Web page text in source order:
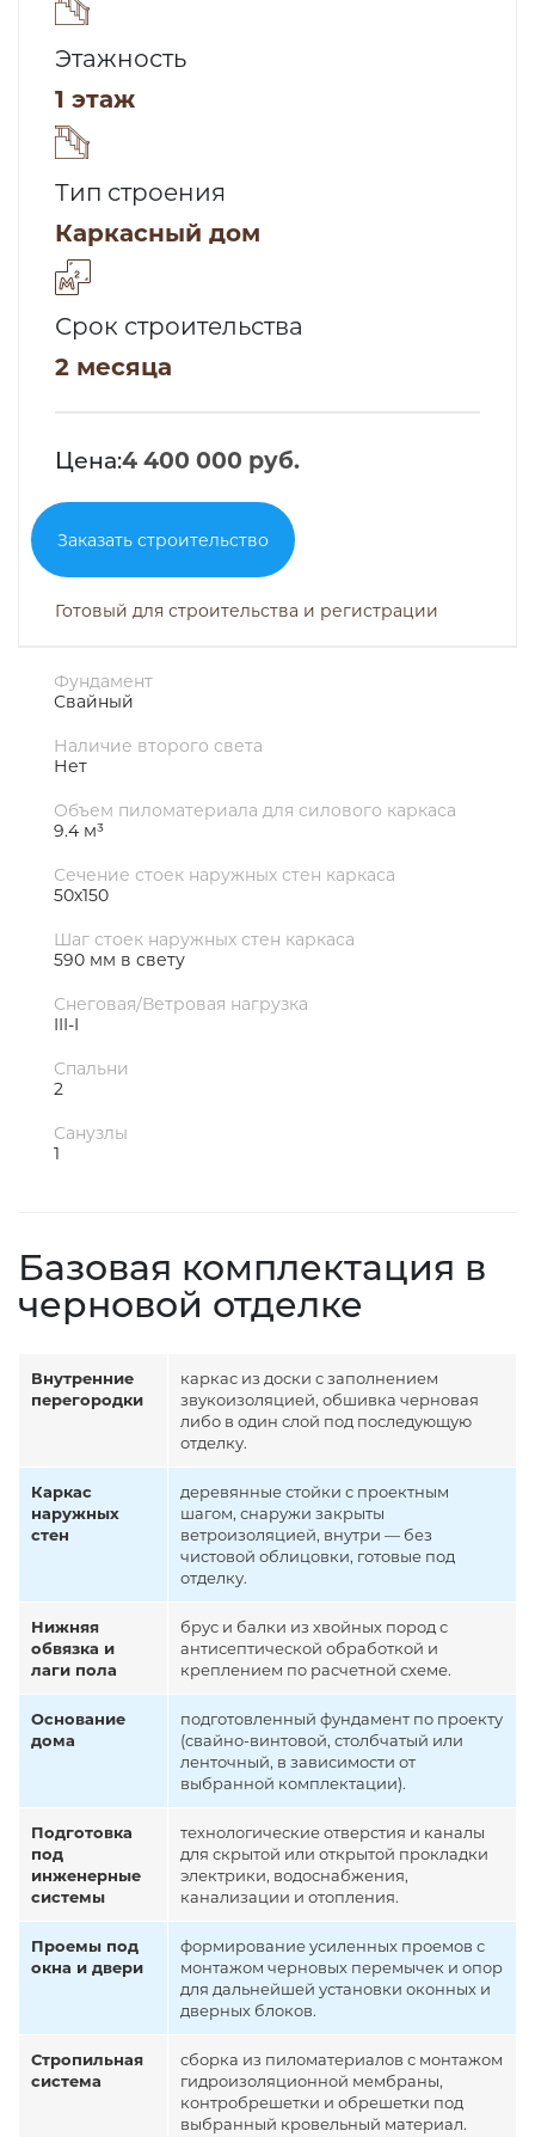
Этажность
1 этаж
Тип строения
Каркасный дом
Срок строительства
2 месяца
Цена:4 400 000 руб.
Заказать строительство
Готовый для строительства и регистрации
Фундамент
Свайный
Наличие второго света
Нет
Объем пиломатериала для силового каркаса
9.4 м³
Сечение стоек наружных стен каркаса
50х150
Шаг стоек наружных стен каркаса
590 мм в свету
Снеговая/Ветровая нагрузка
III-I
Спальни
2
Санузлы
1
Базовая комплектация в
черновой отделке
Внутренние
перегородки
каркас из доски с заполнением
звукоизоляцией, обшивка черновая
либо в один слой под последующую
отделку.
Каркас
наружных
стен
деревянные стойки с проектным
шагом, снаружи закрыты
ветроизоляцией, внутри — без
чистовой облицовки, готовые под
отделку.
Нижняя
обвязка и
лаги пола
брус и балки из хвойных пород с
антисептической обработкой и
креплением по расчетной схеме.
Основание
дома
подготовленный фундамент по проекту
(свайно-винтовой, столбчатый или
ленточный, в зависимости от
выбранной комплектации).
Подготовка
под
инженерные
системы
технологические отверстия и каналы
для скрытой или открытой прокладки
электрики, водоснабжения,
канализации и отопления.
Проемы под
окна и двери
формирование усиленных проемов с
монтажом черновых перемычек и опор
для дальнейшей установки оконных и
дверных блоков.
Стропильная
система
сборка из пиломатериалов с монтажом
гидроизоляционной мембраны,
контробрешетки и обрешетки под
выбранный кровельный материал.